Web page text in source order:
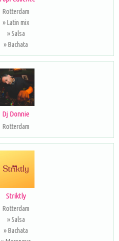
Rotterdam
» Latin mix
» Salsa
» Bachata
Dj Donnie
Rotterdam
Striktly
Rotterdam
» Salsa
» Bachata